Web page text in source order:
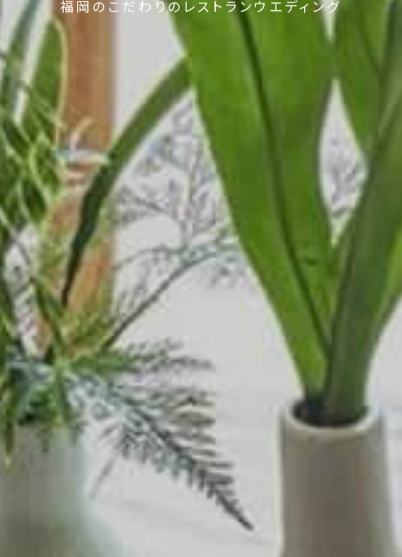
福岡のこだわりのレストランウエディング